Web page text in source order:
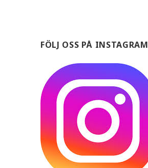
FÖLJ OSS PÅ INSTAGRAM